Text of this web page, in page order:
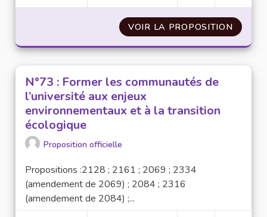
VOIR LA PROPOSITION N°55
N°73 : Former les communautés de
l’université aux enjeux
environnementaux et à la transition
écologique
Proposition officielle
Propositions :2128 ; 2161 ; 2069 ; 2334
(amendement de 2069) ; 2084 ; 2316
(amendement de 2084) ;...